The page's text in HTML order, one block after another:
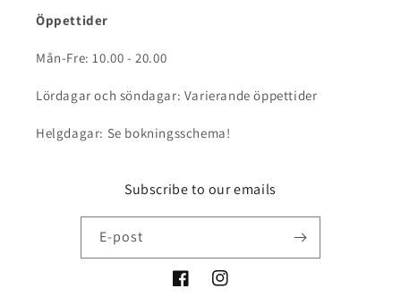
Öppettider
Mån-Fre: 10.00 - 20.00
Lördagar och söndagar: Varierande öppettider
Helgdagar: Se bokningsschema!
Subscribe to our emails
E-post
FacebookInstagram